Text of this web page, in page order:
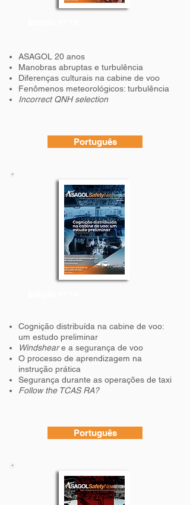
ASAGOL 20 anos
Manobras abruptas e turbulência
Diferenças culturais na cabine de voo
Fenômenos meteorológicos: turbulência
Incorrect QNH selection
Português
Cognição distribuída na cabine de voo:
um estudo preliminar
Windsheare a segurança de voo
O processo de aprendizagem na
instrução prática
Segurança durante as operações de taxi
Follow the TCAS RA?
Português